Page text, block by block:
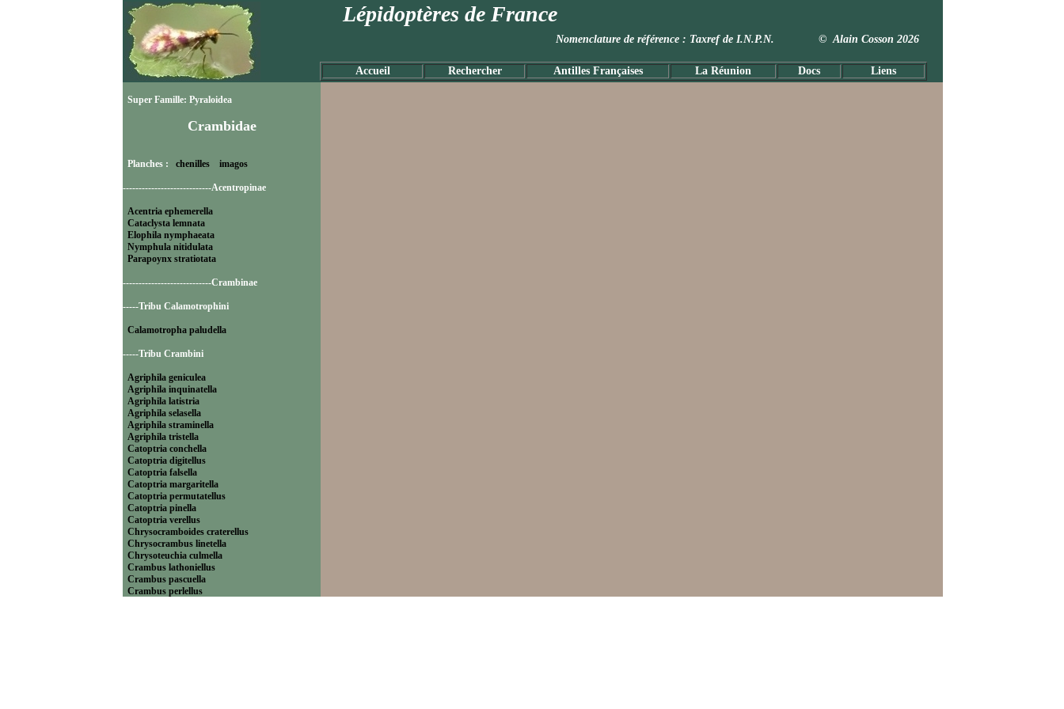
Lépidoptères de France
Nomenclature de référence : Taxref de I.N.P.N. © Alain Cosson 2026
Accueil Rechercher Antilles Françaises La Réunion Docs Liens
Super Famille: Pyraloidea
Crambidae
Planches : chenilles imagos
----------------------------Acentropinae
Acentria ephemerella
Cataclysta lemnata
Elophila nymphaeata
Nymphula nitidulata
Parapoynx stratiotata
----------------------------Crambinae
-----Tribu Calamotrophini
Calamotropha paludella
-----Tribu Crambini
Agriphila geniculea
Agriphila inquinatella
Agriphila latistria
Agriphila selasella
Agriphila straminella
Agriphila tristella
Catoptria conchella
Catoptria digitellus
Catoptria falsella
Catoptria margaritella
Catoptria permutatellus
Catoptria pinella
Catoptria verellus
Chrysocramboides craterellus
Chrysocrambus linetella
Chrysoteuchia culmella
Crambus lathoniellus
Crambus pascuella
Crambus perlellus